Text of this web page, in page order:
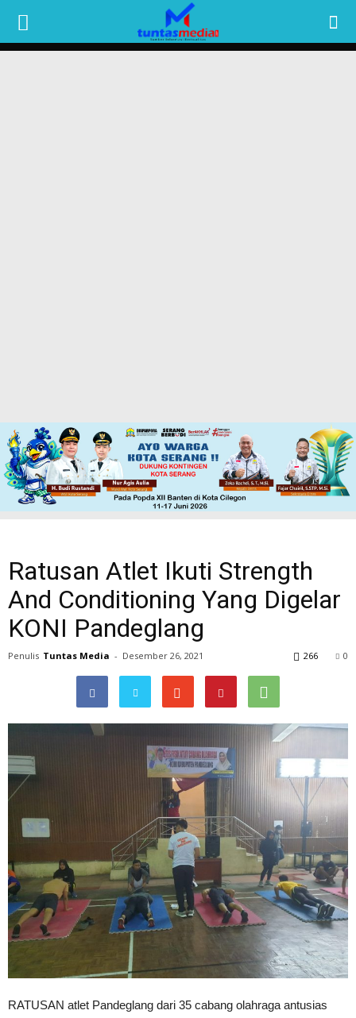
Ratusan Atlet Ikuti Strength
And Conditioning Yang Digelar
KONI Pandeglang
Penulis Tuntas Media - Desember 26, 2021 0
266
RATUSAN atlet Pandeglang dari 35 cabang olahraga antusias